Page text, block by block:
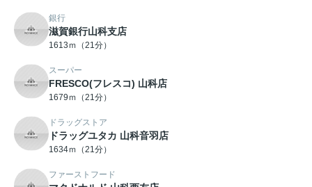
銀行
滋賀銀行山科支店
1613ｍ（21分）
スーパー
FRESCO(フレスコ) 山科店
1679ｍ（21分）
ドラッグストア
ドラッグユタカ 山科音羽店
1634ｍ（21分）
ファーストフード